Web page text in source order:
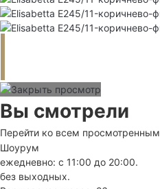
Вы смотрели
Перейти ко всем просмотренным
Шоурум
ежедневно: с 11:00 до 20:00.
без выходных.